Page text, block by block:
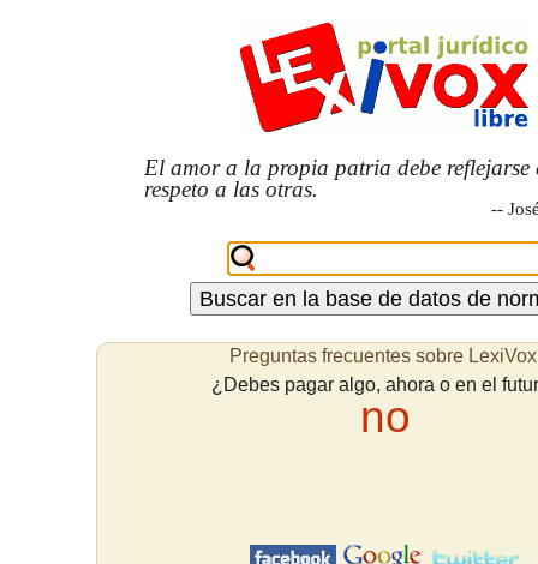
El amor a la propia patria debe reflejarse
respeto a las otras.
--
Preguntas frecuentes sobre
¿Debes pagar algo, ahora o en el
no